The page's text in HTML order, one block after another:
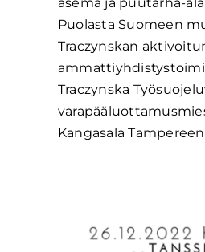
Puolasta Suomeen
Traczynskan
Traczynska
Kangasala